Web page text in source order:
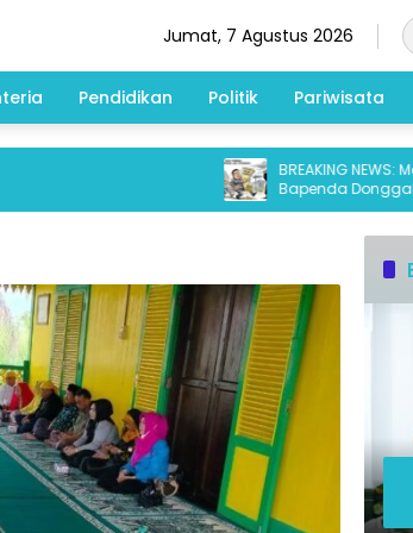
Jumat, 7 Agustus 2026
Pendidikan Politik Pariwisata
BREAKING NEWS:
Bapenda Donggala